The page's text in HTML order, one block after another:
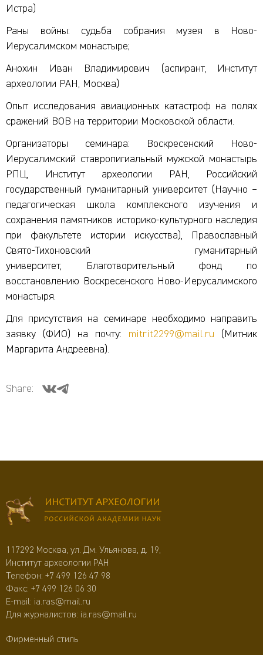
Истра)
Раны войны: судьба собрания музея в Ново-
Иерусалимском монастыре;
Анохин Иван Владимирович (аспирант, Институт
археологии РАН, Москва)
Опыт исследования авиационных катастроф на полях
сражений ВОВ на территории Московской области.
Организаторы семинара: Воскресенский Ново-
Иерусалимский ставропигиальный мужской монастырь
РПЦ, Институт археологии РАН, Российский
государственный гуманитарный университет (Научно –
педагогическая школа комплексного изучения и
сохранения памятников историко-культурного наследия
при факультете истории искусства), Православный
Свято-Тихоновский гуманитарный
университет, Благотворительный фонд по
восстановлению Воскресенского Ново-Иерусалимского
монастыря.
Для присутствия на семинаре необходимо направить
заявку (ФИО) на почту: mitrit2299@mail.ru (Митник
Маргарита Андреевна).
Share:
117292 Москва, ул. Дм. Ульянова, д. 19,
Институт археологии РАН
Телефон: +7 499 126 47 98
Факс: +7 499 126 06 30
E-mail: ia.ras@mail.ru
Для журналистов: ia.ras@mail.ru
Фирменный стиль